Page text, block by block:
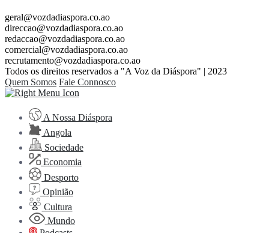
geral@vozdadiaspora.co.ao
direccao@vozdadiaspora.co.ao
redaccao@vozdadiaspora.co.ao
comercial@vozdadiaspora.co.ao
recrutamento@vozdadiaspora.co.ao
Todos os direitos reservados a "A Voz da Diáspora" | 2023
Quem Somos Fale Connosco
A Nossa Diáspora
Angola
Sociedade
Economia
Desporto
Opinião
Cultura
Mundo